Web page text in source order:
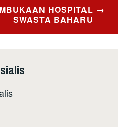
HOSPITAL
SWASTA BAHARU